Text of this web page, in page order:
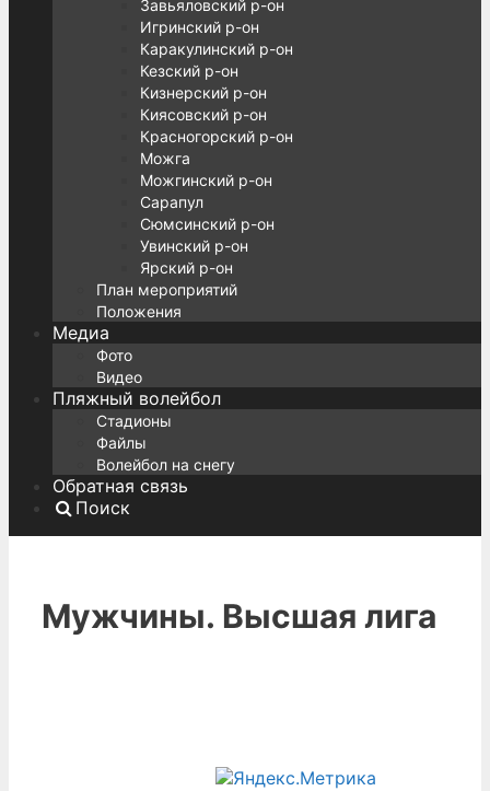
Завьяловский р-он
Игринский р-он
Каракулинский р-он
Кезский р-он
Кизнерский р-он
Киясовский р-он
Красногорский р-он
Можга
Можгинский р-он
Сарапул
Сюмсинский р-он
Увинский р-он
Ярский р-он
План мероприятий
Положения
Медиа
Фото
Видео
Пляжный волейбол
Стадионы
Файлы
Волейбол на снегу
Обратная связь
Поиск
Мужчины. Высшая лига